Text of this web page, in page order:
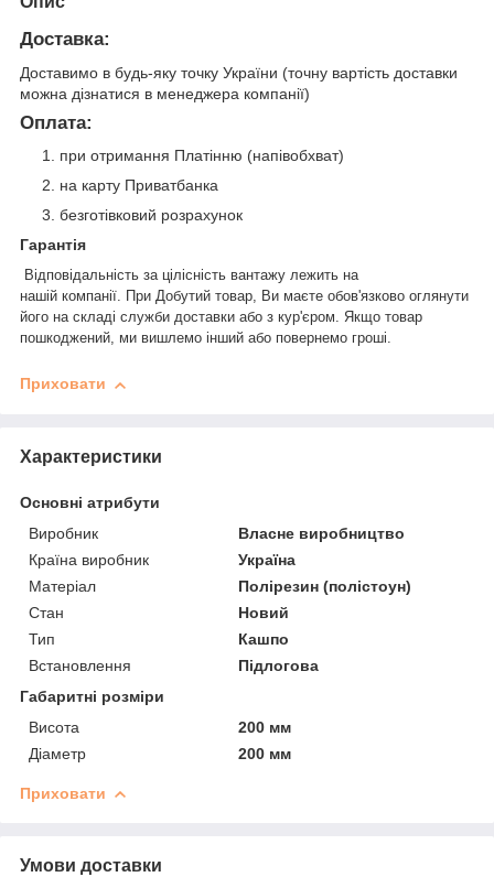
Доставка:
Доставимо в будь-яку точку України (точну вартість доставки
можна дізнатися в менеджера компанії)
Оплата:
при отримання Платінню (напівобхват)
на карту Приватбанка
безготівковий розрахунок
Гарантія
Відповідальність за цілісність вантажу лежить на
нашій компанії. При Добутий товар, Ви маєте обов'язково оглянути
його на складі служби доставки або з кур'єром. Якщо товар
пошкоджений, ми вишлемо інший або повернемо гроші.
Приховати
Характеристики
Основні атрибути
Виробник
Власне виробництво
Країна виробник
Україна
Матеріал
Полірезин (полістоун)
Стан
Новий
Тип
Кашпо
Встановлення
Підлогова
Габаритні розміри
Висота
200 мм
Діаметр
200 мм
Приховати
Умови доставки